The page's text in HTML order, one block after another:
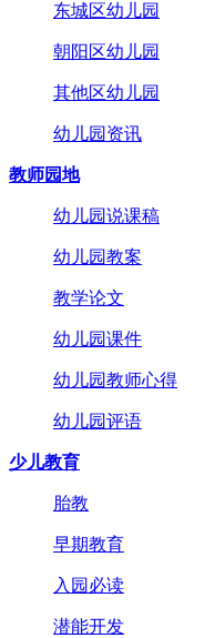
东城区幼儿园
朝阳区幼儿园
其他区幼儿园
幼儿园资讯
教师园地
幼儿园说课稿
幼儿园教案
教学论文
幼儿园课件
幼儿园教师心得
幼儿园评语
少儿教育
胎教
早期教育
入园必读
潜能开发